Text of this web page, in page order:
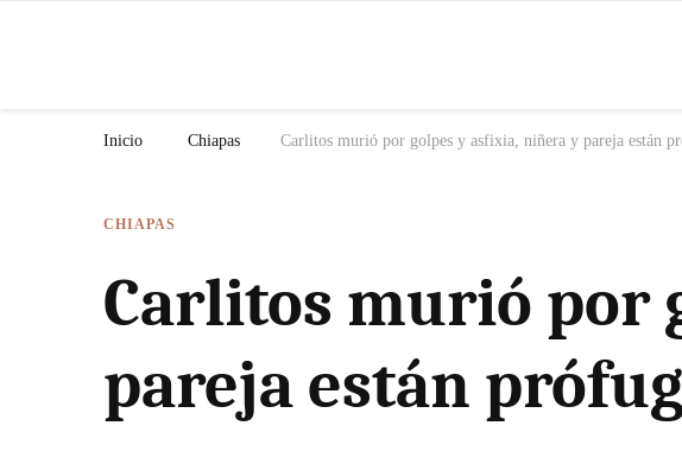
Inicio Chiapas Carlitos murió por golpes y asfixia, niñera y pareja están
CHIAPAS
Carlitos murió por
pareja están